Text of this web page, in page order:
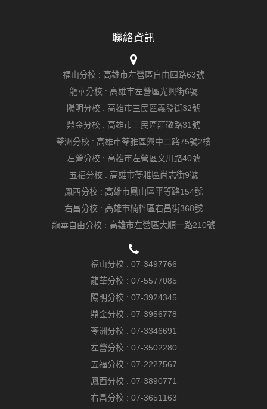
聯絡資訊
福山分校 : 高雄市左營區自由四路63號
龍華分校 : 高雄市左營區光興街6號
陽明分校 : 高雄市三民區義發街32號
鼎金分校 : 高雄市三民區莊敬路31號
苓洲分校 : 高雄市苓雅區興中二路75號2樓
左營分校 : 高雄市左營區文川路40號
五福分校 : 高雄市苓雅區尚志街9號
鳳西分校 : 高雄市鳳山區平等路154號
右昌分校 : 高雄市楠梓區右昌街368號
龍華自由分校 : 高雄市左營區大順一路210號
福山分校 : 07-3497766
龍華分校 : 07-5577085
陽明分校 : 07-3924345
鼎金分校 : 07-3956778
苓洲分校 : 07-3346691
左營分校 : 07-3502280
五福分校 : 07-2227567
鳳西分校 : 07-3890771
右昌分校 : 07-3651163